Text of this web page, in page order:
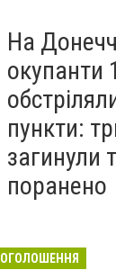
На
окупанти
пункти:
загинули
поранено
ОГОЛОШЕННЯ